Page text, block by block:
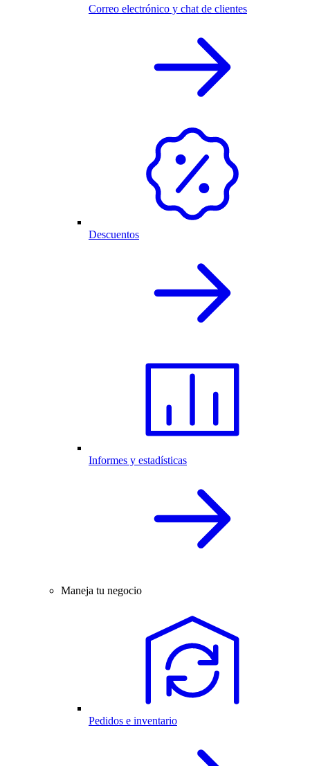
Correo electrónico y chat de clientes
Descuentos
Informes y estadísticas
Maneja tu negocio
Pedidos e inventario